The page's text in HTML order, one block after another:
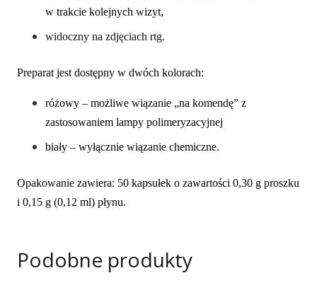
w trakcie kolejnych wizyt,
widoczny na zdjęciach rtg.
Preparat jest dostępny w dwóch kolorach:
różowy – możliwe wiązanie „na komendę” z
zastosowaniem lampy polimeryzacyjnej
biały – wyłącznie wiązanie chemiczne.
Opakowanie zawiera: 50 kapsułek o zawartości 0,30 g proszku
i 0,15 g (0,12 ml) płynu.
Podobne produkty